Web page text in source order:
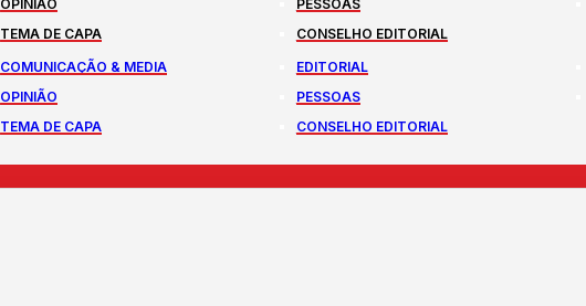
OPINIÃO PESSOAS
TEMA DE CAPA
CONSELHO EDITORIAL
COMUNICAÇÃO & MEDIA EDITORIAL
OPINIÃO PESSOAS
TEMA DE CAPA CONSELHO EDITORIAL